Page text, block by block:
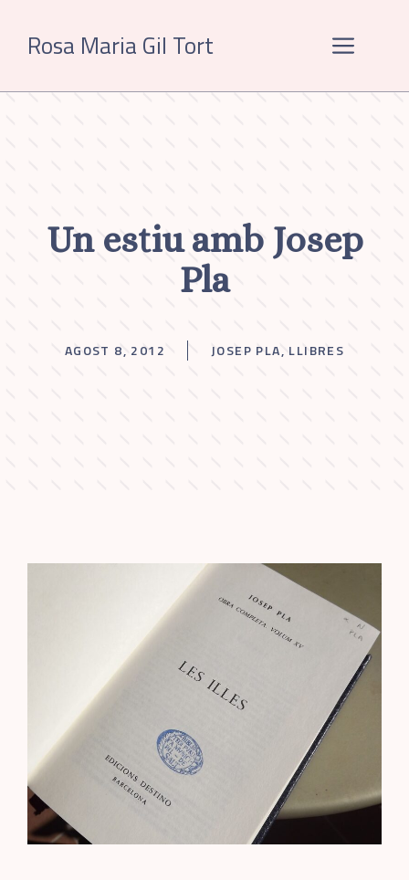
Rosa Maria Gil Tort Menú
Un estiu amb Josep
Pla
AGOST 8, 2012 JOSEP PLA, LLIBRES